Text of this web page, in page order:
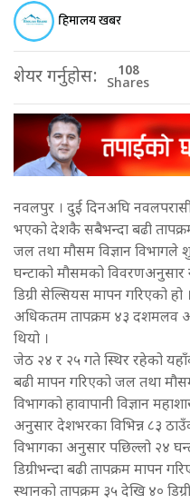
हिमालय खबर
शेयर गर्नुहोस: 108
Shares
नवलपुर । दुई दिनअघि
भएको देशकै सबैभन्दा बढी
जल तथा मौसम विज्ञान विभागले
घन्टाको मौसमको विवरणअनुसार
डिग्री सेल्सियस मापन गरिएको
अधिकतम तापक्रम ४३ दशमलव
थियो ।
जेठ २४ र २५ गते स्थिर रहेको
बढी मापन गरिएको जल तथा
विभागको हावापानी विज्ञान
अनुसार देशभरका विभिन्न ८३
विभागका अनुसार पछिल्लो २४
डिग्रीभन्दा बढी तापक्रम मापन
स्थानको तापक्रम ३५ देखि ४०